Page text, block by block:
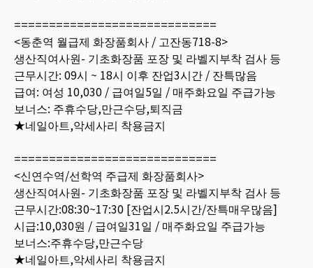
=============================
<동춘역 월급제 화장품회사 / 고잔동718-8>
생산직여사원- 기초화장품 포장 및 라벨지부착 검사 등
근무시간: 09시 ~ 18시 이후 잔업3시간 / 잔특많음
급여: 여성 10,030 / 급여일5일 / 매주화요일 주급가능
보너스: 주휴수당,만근수당,퇴직금
★네일아트,악세사리 착용금지
=============================
<신연수역/선학역 주급제 화장품회사>
생산직여사원- 기초화장품 포장 및 라벨지부착 검사 등
근무시간:08:30~17:30 [잔업시2.5시간/잔특매우많음]
시급:10,030원 / 급여일31일 / 매주화요일 주급가능
보너스:주휴수당,만근수당
★네일아트,악세사리 착용금지